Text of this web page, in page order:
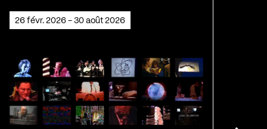
26 févr. 2026 - 30 août 2026